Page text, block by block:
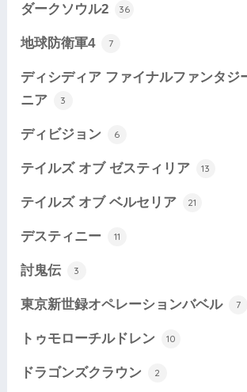
ダークソウル2 36
地球防衛軍4 7
ディシディア ファイナルファンタジ
ニア
3
ディビジョン 6
テイルズ オブ ゼスティリア 13
テイルズ オブ ベルセリア 21
デスティニー 11
討鬼伝 3
東京新世録オペレーションバベル 7
トゥモローチルドレン 10
ドラゴンズクラウン 2